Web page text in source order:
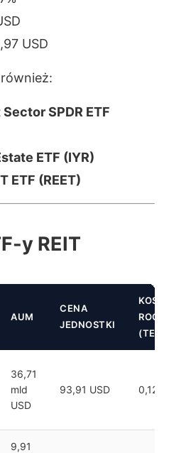
USD
SPDR ETF
ETF (IYR)
ETF (REET)
y REIT
AUM
CENA
JEDNOSTKI
(TER)
36,71
mld
USD
93,91 USD 0,12%
9,91